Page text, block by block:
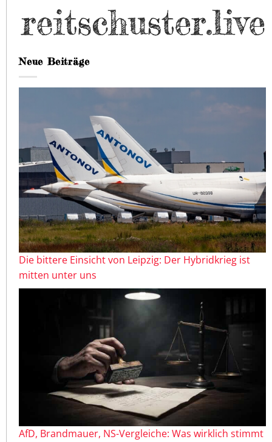
Neue Beiträge
Die bittere Einsicht von Leipzig: Der Hybridkrieg ist
mitten unter uns
AfD, Brandmauer, NS-Vergleiche: Was wirklich stimmt